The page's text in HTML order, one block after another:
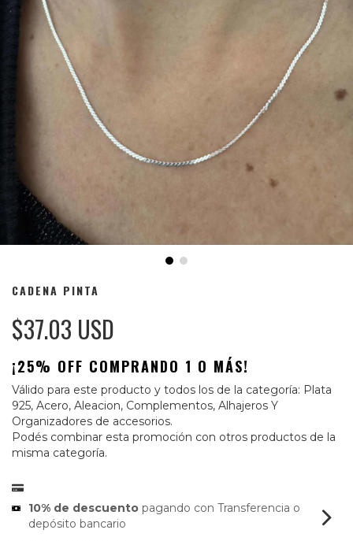
CADENA PINTA
$37.03 USD
¡25% OFF COMPRANDO 1 O MÁS!
Válido para este producto y todos los de la categoría: Plata
925, Acero, Aleacion, Complementos, Alhajeros Y
Organizadores de accesorios.
Podés combinar esta promoción con otros productos de la
misma categoría.
10% de descuento pagando con Transferencia o
depósito bancario